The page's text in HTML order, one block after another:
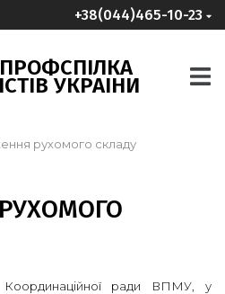
+38(044)465-10-23
УКРАІНИ
рухомого складу
ради ВПМУ,
у